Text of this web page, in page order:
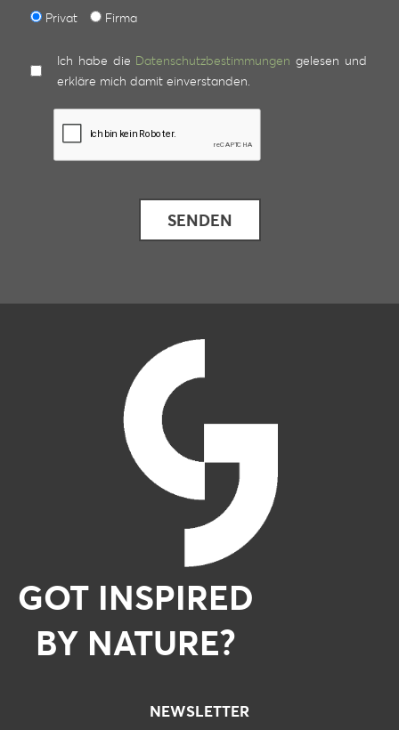
Privat Firma
Ich habe die Datenschutzbestimmungen gelesen und
erkläre mich damit einverstanden.
GOT INSPIRED
BY NATURE?
NEWSLETTER